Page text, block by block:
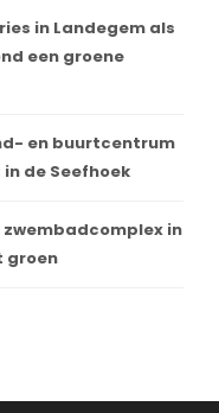
in Landegem als
een groene
en buurtcentrum
de Seefhoek
zwembadcomplex in
groen